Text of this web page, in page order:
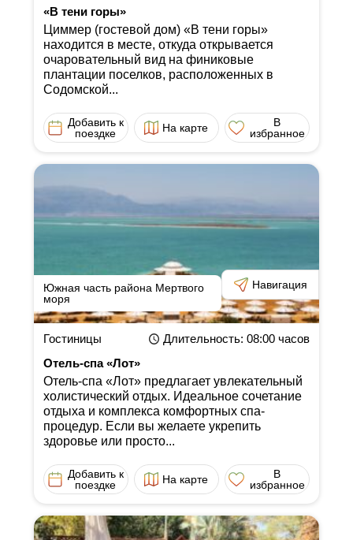
«В тени горы»
Циммер (гостевой дом) «В тени горы»
находится в месте, откуда открывается
очаровательный вид на финиковые
плантации поселков, расположенных в
Содомской...
Добавить к
поездке
На карте
В
избранное
Южная часть района Мертвого
моря
Навигация
Гостиницы Длительность: 08:00часов
Отель-спа «Лот»
Отель-спа «Лот» предлагает увлекательный
холистический отдых. Идеальное сочетание
отдыха и комплекса комфортных спа-
процедур. Если вы желаете укрепить
здоровье или просто...
Добавить к
поездке
На карте
В
избранное